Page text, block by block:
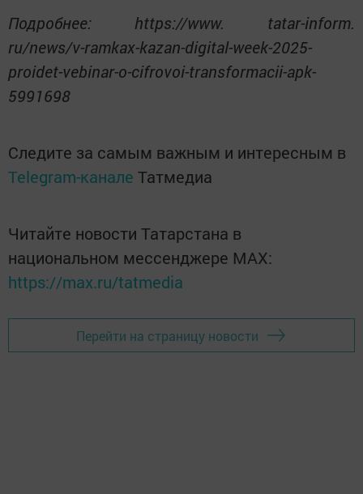
Подробнее: https://www. tatar-inform.
ru/news/v-ramkax-kazan-digital-week-2025-
proidet-vebinar-o-cifrovoi-transformacii-apk-
5991698
Следите за самым важным и интересным в
Telegram-канале Татмедиа
Читайте новости Татарстана в
национальном мессенджере MАХ:
https://max.ru/tatmedia
Перейти на страницу новости